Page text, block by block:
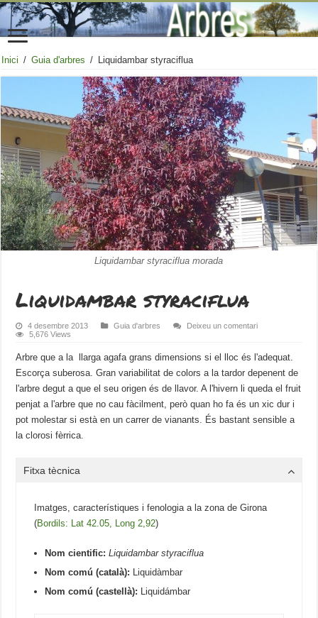
Inici / Guia d'arbres / Liquidambar styraciflua
Liquidambar styraciflua morada
Liquidambar styraciflua
4 desembre 2013 Guia d'arbres
Deixeu un comentari
5,676 Views
Arbre que a la llarga agafa grans dimensions si el lloc és l'adequat.
Escorça suberosa. Gran variabilitat de colors a la tardor depenent de
l'arbre degut a que el seu origen és de llavor. A l'hivern li queda el fruit
penjat a l'arbre que no cau fàcilment, però quan ho fa és un xic dur i
pot molestar si està en un carrer de vianants. És bastant sensible a
la clorosi fèrrica.
Fitxa tècnica
Imatges, característiques i fenologia a la zona de Girona
(Bordils: Lat 42.05, Long 2,92)
Nom cientific: Liquidambar styraciflua
Nom comú (català): Liquidàmbar
Nom comú (castellà): Liquidámbar